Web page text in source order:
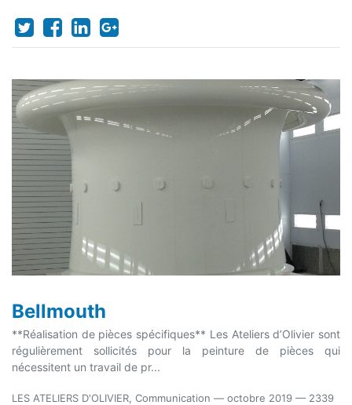
Bellmouth
**Réalisation de pièces spécifiques** Les Ateliers d’Olivier sont
régulièrement sollicités pour la peinture de pièces qui
nécessitent un travail de pr...
LES ATELIERS D'OLIVIER, Communication — octobre 2019 — 2339